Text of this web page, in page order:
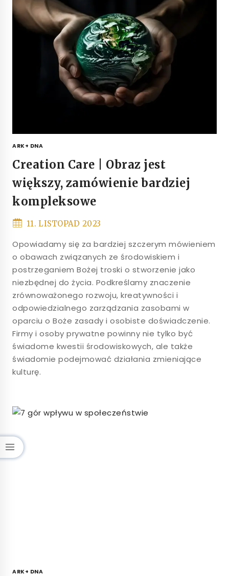
ARK+ DNA
Creation Care | Obraz jest
większy, zamówienie bardziej
kompleksowe
11. LISTOPAD 2023
Opowiadamy się za bardziej szczerym mówieniem
o obawach związanych ze środowiskiem i
postrzeganiem Bożej troski o stworzenie jako
niezbędnej do życia. Podkreślamy znaczenie
zrównoważonego rozwoju, kreatywności i
odpowiedzialnego zarządzania zasobami w
oparciu o Boże zasady i osobiste doświadczenie.
Firmy i osoby prywatne powinny nie tylko być
świadome kwestii środowiskowych, ale także
świadomie podejmować działania zmieniające
kulturę.
ARK+ DNA